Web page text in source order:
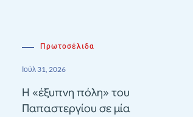
Πρωτοσέλιδα
Ιούλ 31, 2026
Η «έξυπνη πόλη» του
Παπαστεργίου σε μία